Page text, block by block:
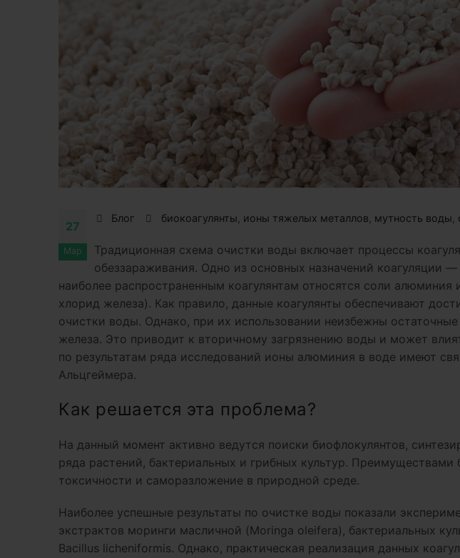
27
Мар
Блог биокоагулянты ионы тяжелых металлов мутность воды
Традиционная схема очистки воды включает процессы
обеззараживания. Одно из основных назначений коагуляции
наиболее распространенным коагулянтам относятся соли
хлорид железа). Как правило, данные коагулянты обеспечивают
очистки воды. Однако, при их использовании неизбежны
железа. Это приводит к вторичному загрязнению воды и может
по результатам ряда исследований ионы алюминия в воде имеют
Альцгеймера.
Как решается эта проблема?
На данный момент активно ведутся поиски биофлокулянтов,
ряда растений, бактериальных и грибных культур. Преимуществами
токсичности и саморазложение в природной среде.
Наиболее успешные результаты по очистке воды показали
экстрактов моринги масличной (Moringa oleifera), бактериальных
Bacillus licheniformis. Однако, практическая реализация данных